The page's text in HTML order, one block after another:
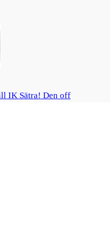
IK Sätra! Den off